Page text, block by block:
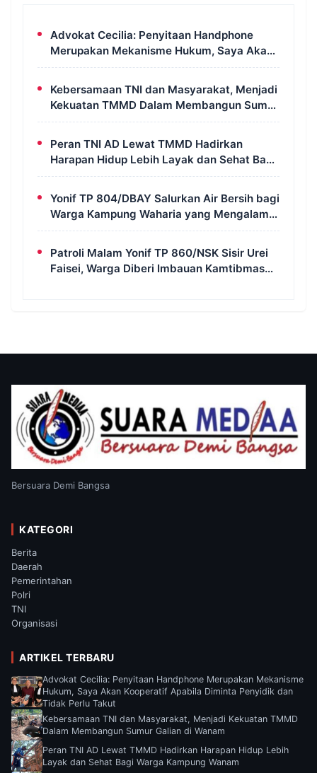
Advokat Cecilia: Penyitaan Handphone
Merupakan Mekanisme Hukum, Saya Akan
Kooperatif Apabila Diminta Penyidik dan
Kebersamaan TNI dan Masyarakat, Menjadi
Kekuatan TMMD Dalam Membangun Sumur
Galian di Wanam
Peran TNI AD Lewat TMMD Hadirkan
Harapan Hidup Lebih Layak dan Sehat Bagi
Warga Kampung Wanam
Yonif TP 804/DBAY Salurkan Air Bersih bagi
Warga Kampung Waharia yang Mengalami
Krisis Air
Patroli Malam Yonif TP 860/NSK Sisir Urei
Faisei, Warga Diberi Imbauan Kamtibmas
Bersuara Demi Bangsa
KATEGORI
Berita
Daerah
Pemerintahan
Polri
TNI
Organisasi
ARTIKEL TERBARU
Advokat Cecilia: Penyitaan Handphone Merupakan Mekanisme
Hukum, Saya Akan Kooperatif Apabila Diminta Penyidik dan
Tidak Perlu Takut
Kebersamaan TNI dan Masyarakat, Menjadi Kekuatan TMMD
Dalam Membangun Sumur Galian di Wanam
Peran TNI AD Lewat TMMD Hadirkan Harapan Hidup Lebih
Layak dan Sehat Bagi Warga Kampung Wanam